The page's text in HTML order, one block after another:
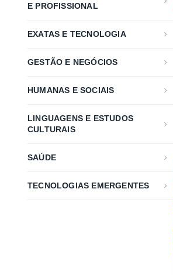
E PROFISSIONAL
EXATAS E TECNOLOGIA
GESTÃO E NEGÓCIOS
HUMANAS E SOCIAIS
LINGUAGENS E ESTUDOS
CULTURAIS
SAÚDE
TECNOLOGIAS EMERGENTES